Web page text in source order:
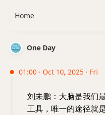
One Day
01:00 · Oct 10, 2025 · Fri
刘未鹏：大脑是我们
工具，唯一的途径就
Home